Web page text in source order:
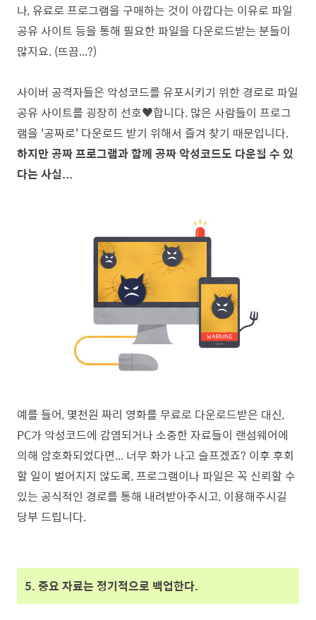
나, 유료로 프로그램을 구매하는 것이 아깝다는 이유로 파일
공유 사이트 등을 통해 필요한 파일을 다운로드받는 분들이
많지요. (뜨끔...?)
사이버 공격자들은 악성코드를 유포시키기 위한 경로로 파일
공유 사이트를 굉장히 선호♥합니다. 많은 사람들이 프로그
램을 '공짜로' 다운로드 받기 위해서 즐겨 찾기 때문입니다.
하지만 공짜 프로그램과 함께 공짜 악성코드도 다운될 수 있
다는 사실...
예를 들어, 몇천원 짜리 영화를 무료로 다운로드받은 대신,
PC가 악성코드에 감염되거나 소중한 자료들이 랜섬웨어에
의해 암호화되었다면... 너무 화가 나고 슬프겠죠? 이후 후회
할 일이 벌어지지 않도록, 프로그램이나 파일은 꼭 신뢰할 수
있는 공식적인 경로를 통해 내려받아주시고, 이용해주시길
당부 드립니다.
5. 중요 자료는 정기적으로 백업한다.